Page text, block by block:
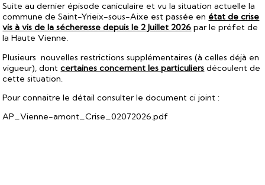
Suite au dernier épisode caniculaire et vu la situation actuelle la
commune de Saint-Yrieix-sous-Aixe est passée en état de crise
vis à vis de la sécheresse depuis le 2 Juillet 2026 par le préfet de
la Haute Vienne.
Plusieurs nouvelles restrictions supplémentaires (à celles déjà en
vigueur), dontcertaines concernent les particuliers découlent de
cette situation.
Pour connaitre le détail consulter le document ci joint :
AP_Vienne-amont_Crise_02072026.pdf